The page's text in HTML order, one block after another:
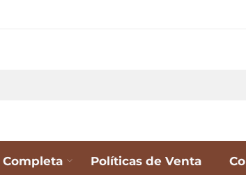
Políticas de Venta